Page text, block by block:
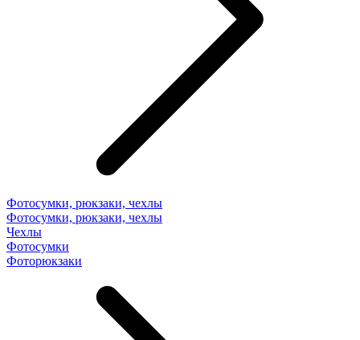
Фотосумки, рюкзаки, чехлы
Фотосумки, рюкзаки, чехлы
Чехлы
Фотосумки
Фоторюкзаки